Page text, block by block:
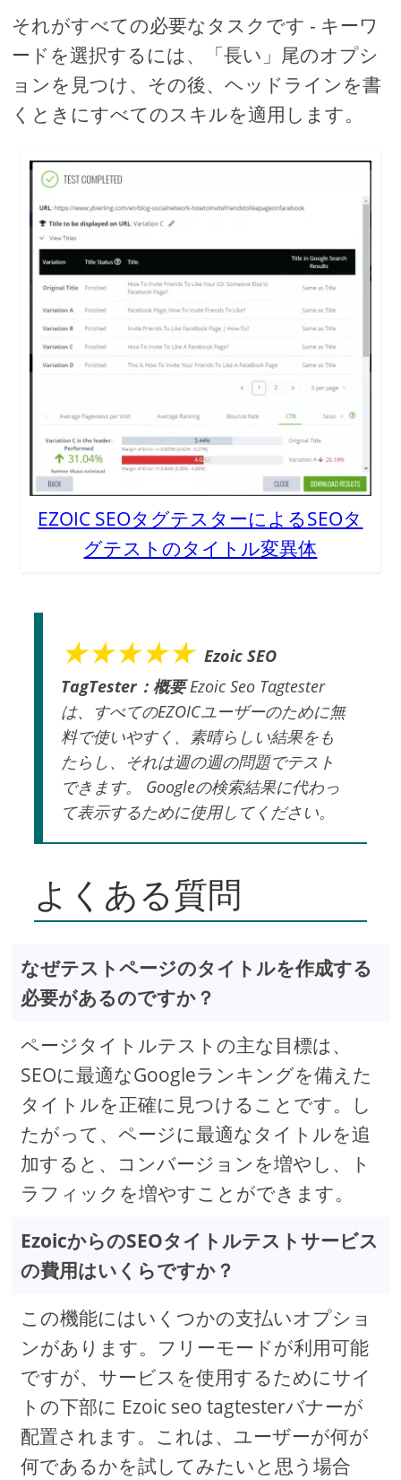
それがすべての必要なタスクです - キーワ
ードを選択するには、「長い」尾のオプシ
ョンを見つけ、その後、ヘッドラインを書
くときにすべてのスキルを適用します。
EZOIC SEOタグテスターに​​よるSEOタ
グテストのタイトル変異体
★★★★★ Ezoic SEO
TagTester：概要Ezoic Seo Tagtester
は、すべてのEZOICユーザーのために無
料で使いやすく、素晴らしい結果をも
たらし、それは週の週の問題でテスト
できます。 Googleの検索結果に代わっ
て表示するために使用してください。
よくある質問
なぜテストページのタイトルを作成する
必要があるのですか？
ページタイトルテストの主な目標は、
SEOに最適なGoogleランキングを備えた
タイトルを正確に見つけることです。し
たがって、ページに最適なタイトルを追
加すると、コンバージョンを増やし、ト
ラフィックを増やすことができます。
EzoicからのSEOタイトルテストサービス
の費用はいくらですか？
この機能にはいくつかの支払いオプショ
ンがあります。フリーモードが利用可能
ですが、サービスを使用するためにサイ
トの下部に Ezoic seo tagtesterバナーが
配置されます。これは、ユーザーが何が
何であるかを試してみたいと思う場合